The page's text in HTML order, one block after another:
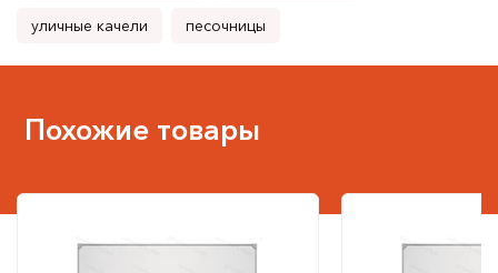
уличные качели песочницы
Похожие товары